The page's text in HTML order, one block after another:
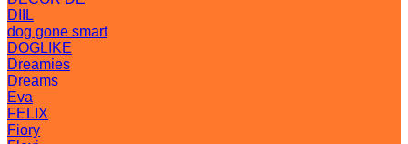
DIIL
dog gone smart
DOGLIKE
Dreamies
Dreams
Eva
FELIX
Fiory